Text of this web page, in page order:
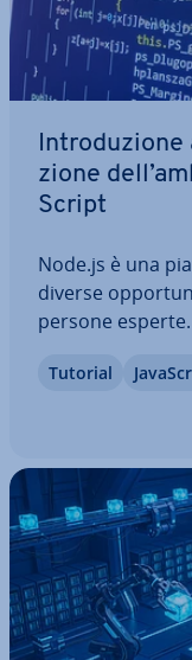
zio­ne
Script
Node.js è una
diverse
persone
come in­stal­la­re
Tutorial